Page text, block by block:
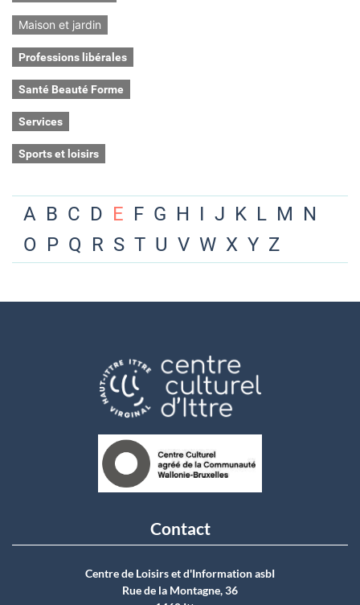
Maison et jardin
Professions libérales
Santé Beauté Forme
Services
Sports et loisirs
A B C D E F G H I J K L M N
O P Q R S T U V W X Y Z
Contact
Centre de Loisirs et d'Information asbI
Rue de la Montagne, 36